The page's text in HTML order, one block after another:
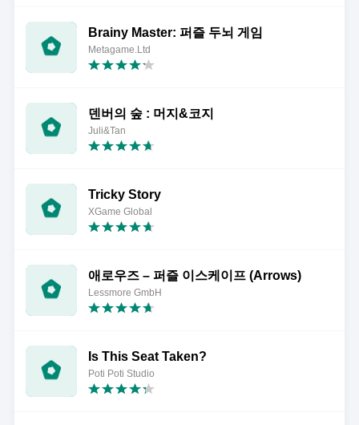
Brainy Master: 퍼즐 두뇌 게임
Metagame.Ltd
덴버의 숲 : 머지&코지
Juli&Tan
Tricky Story
XGame Global
애로우즈 – 퍼즐 이스케이프 (Arrows)
Lessmore GmbH
Is This Seat Taken?
Poti Poti Studio